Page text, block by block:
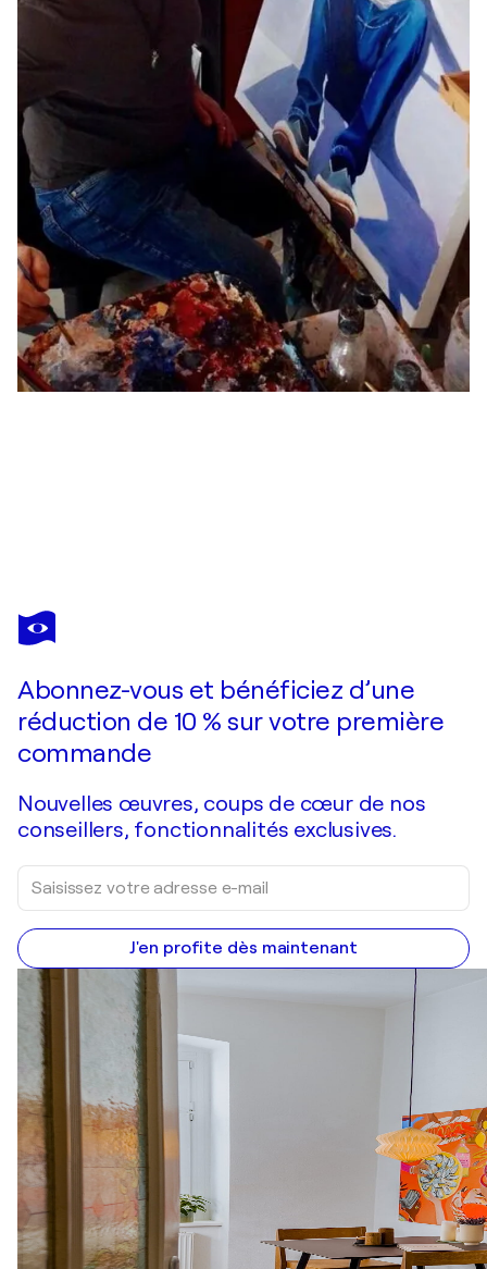
CARMELO MARGARONE
Jack Russell Terrier
Abonnez-vous et bénéficiez d’une
réduction de 10 % sur votre première
commande
Nouvelles œuvres, coups de cœur de nos
conseillers, fonctionnalités exclusives.
J'en profite dès maintenant